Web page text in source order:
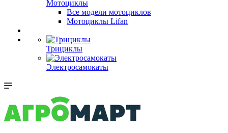
Мотоциклы
Все модели мотоциклов
Мотоциклы Lifan
Трициклы
Электросамокаты